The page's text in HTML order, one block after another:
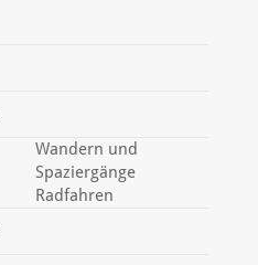
Wandern und
Spaziergänge
Radfahren